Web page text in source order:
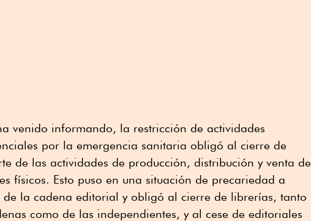
venido informando, la restricción de actividades
por la emergencia sanitaria obligó al cierre de
de las actividades de producción, distribución y venta de
físicos. Esto puso en una situación de precariedad a
de la cadena editorial y obligó al cierre de librerías, tanto
como de las independientes, y al cese de editoriales